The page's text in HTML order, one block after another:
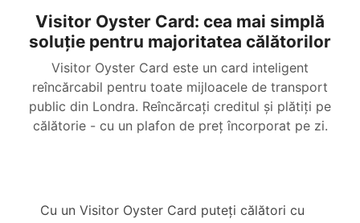
Visitor Oyster Card: cea mai simplă
soluție pentru majoritatea călătorilor
Visitor Oyster Card este un card inteligent
reîncărcabil pentru toate mijloacele de transport
public din Londra. Reîncărcați creditul și plătiți pe
călătorie - cu un plafon de preț încorporat pe zi.
Cu un Visitor Oyster Card puteți călători cu